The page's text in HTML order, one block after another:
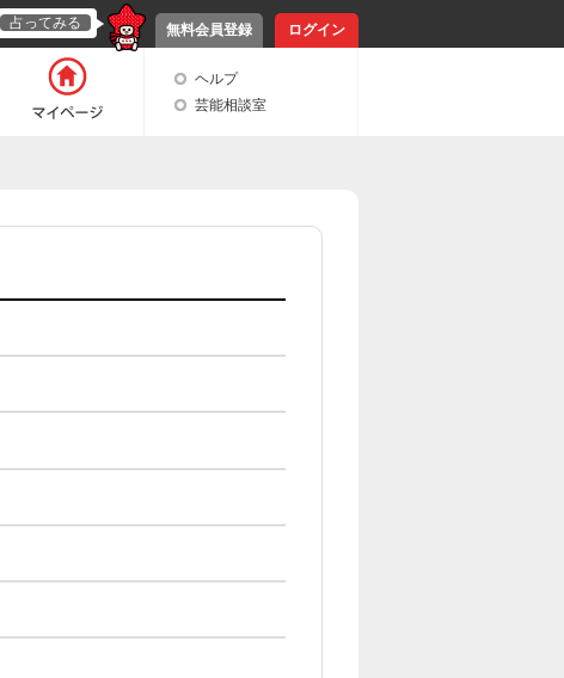
無料会員登録 ログイン
占ってみる
ヘルプ
芸能相談室